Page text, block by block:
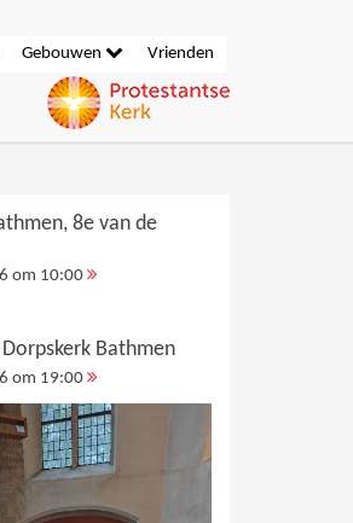
Gebouwen Vrienden
8e van de
om 10:00
Bathmen
om 19:00